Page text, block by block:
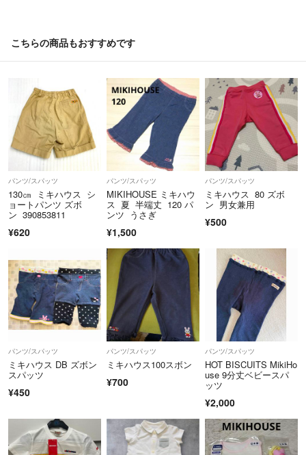
最後までお読みいただき、ありがとうございました😊
こちらの商品もおすすめです
パンツ/スパッツ
130㎝ ミキハウス シ
ョートパンツ ズボ
ン 390853811
¥620
パンツ/スパッツ
MIKIHOUSE ミキハウ
ス 夏 半端丈 120 パ
ンツ うさぎ
¥1,500
パンツ/スパッツ
ミキハウス 80 ズボ
ン 男女兼用
¥500
パンツ/スパッツ
ミキハウス DB ズボン
スパッツ
¥450
パンツ/スパッツ
ミキハウス100スボン
¥700
パンツ/スパッツ
HOT BISCUITS MikiHo
use 9分丈ベビースパ
ッツ
¥2,000